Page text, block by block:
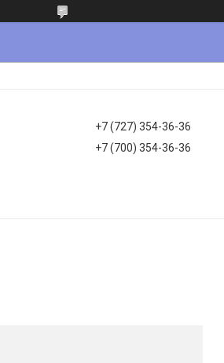
+7 (727) 354-36-36
+7 (700) 354-36-36